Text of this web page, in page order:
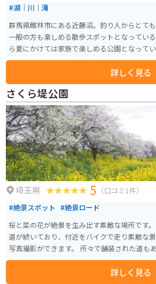
#湖｜川｜滝
群馬県館林市にある近藤沼。釣り人からとて
一般の方も楽しめる散歩スポットとなってい
ら夏にかけては家族で楽しめる公園となって
ニックもいいかも。自動販売機、駐車場、ト
せんが、ベンチが少ないのが難点です。
詳しく見る
さくら堤公園
埼玉県 5 （口コミ1件）
#絶景スポット #絶景ロード
桜と菜の花が絶景を生み出す素敵な場所です
道が続いており、付近をバイクで走り素敵な
写真撮影ができます。 所々で舗装された道も
すくて良かったです。訪れるなら春がオスス
詳しく見る